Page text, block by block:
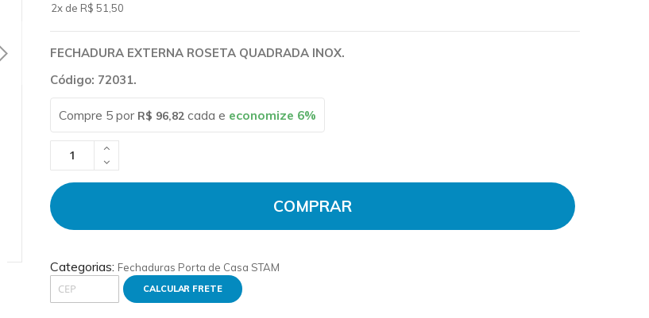
2x de R$51 ,50
FECHADURA EXTERNA ROSETA QUADRADA INOX.
Código: 72031.
Compre 5 por R$ 96,82 cada e economize 6%
COMPRAR
Categorias: Fechaduras Porta de Casa STAM
CALCULAR FRETE